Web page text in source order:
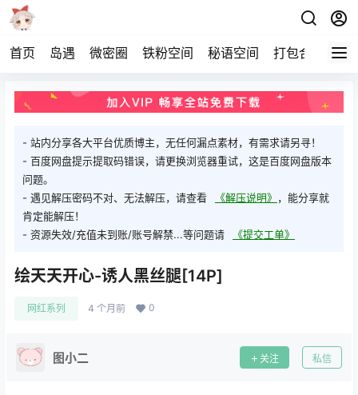
首页 岛遇 微密圈 铁粉空间 秘语空间 打包合集 关
- 站内分享各大平台优质博主，无任何漏点素材，有需求请另寻！
- 百度网盘提示提取码错误，请更换浏览器重试，这是百度网盘版本
问题。
- 遇见解压密码不对、无法解压，请查看
《解压说明》 ，能分享就
肯定能解压！
- 资源失效/充值未到账/账号解禁...等问题请
《提交工单》
绘天天开心-诱人黑丝腿[14P]
网红系列 4 个月前 0
图小二 关注 私信